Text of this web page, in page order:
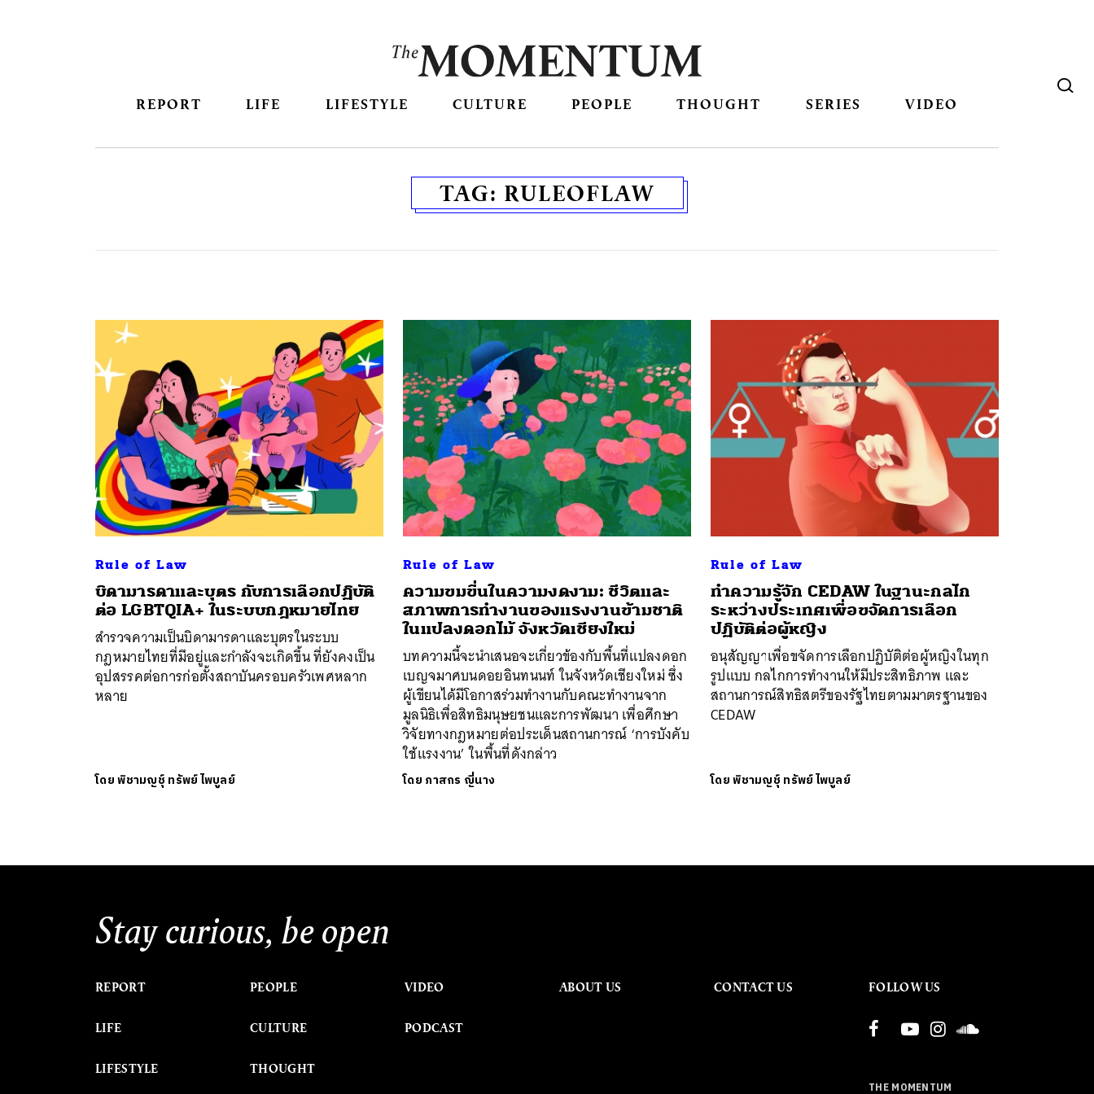
REPORT LIFE LIFESTYLE CULTURE PEOPLE THOUGHT SERIES VIDEO
TAG: RULEOFLAW
Rule of Law
บิดามารดาและบุตร กับการเลือกปฏิบัติ
ต่อ LGBTQIA+ ในระบบกฎหมายไทย
สำรวจความเป็นบิดามารดาและบุตรในระบบ
กฎหมายไทยที่มีอยู่และกำลังจะเกิดขึ้น ที่ยังคงเป็น
อุปสรรคต่อการก่อตั้งสถาบันครอบครัวเพศหลาก
หลาย
โดยพิชามญชุ์ ทรัพย์ไพบูลย์
Rule of Law
ความขมขื่นในความงดงาม: ชีวิตและ
สภาพการทำงานของแรงงานข้ามชาติ
ในแปลงดอกไม้ จังหวัดเชียงใหม่
บทความนี้จะนำเสนอจะเกี่ยวข้องกับพื้นที่แปลงดอก
เบญจมาศบนดอยอินทนนท์ ในจังหวัดเชียงใหม่ ซึ่ง
ผู้เขียนได้มีโอกาสร่วมทำงานกับคณะทำงานจาก
มูลนิธิเพื่อสิทธิมนุษยชนและการพัฒนา เพื่อศึกษา
วิจัยทางกฎหมายต่อประเด็นสถานการณ์ ‘การบังคับ
ใช้แรงงาน’ ในพื้นที่ดังกล่าว
โดย ภาสกร ญี่นาง
Rule of Law
ทำความรู้จัก CEDAW ในฐานะกลไก
ระหว่างประเทศเพื่อขจัดการเลือก
ปฏิบัติต่อผู้หญิง
อนุสัญญาเพื่อขจัดการเลือกปฏิบัติต่อผู้หญิงในทุก
รูปแบบ กลไกการทำงานให้มีประสิทธิภาพ และ
สถานการณ์สิทธิสตรีของรัฐไทยตามมาตรฐานของ
CEDAW
โดยพิชามญชุ์ ทรัพย์ไพบูลย์
Stay curious, be open
REPORT
LIFE
LIFESTYLE
PEOPLE
CULTURE
THOUGHT
VIDEO
PODCAST
ABOUT US CONTACT US FOLLOW US
THE MOMENTUM
ค้นหา
SHARE TWEET LINE EMAIL